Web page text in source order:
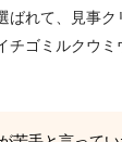
ばれて、見事ク
チゴミルクウ